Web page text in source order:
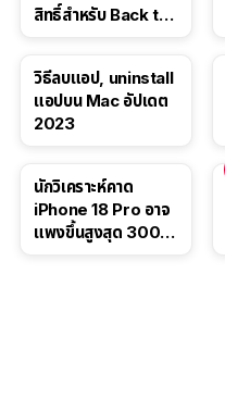
สิทธิ์สำหรับ Back to
วิธีลบแอป, uninstall
แอปบน Mac อัปเดต
2023
นักวิเคราะห์คาด
iPhone 18 Pro อาจ
แพงขึ้นสูงสุด 300